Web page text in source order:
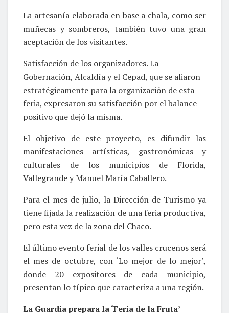
La artesanía elaborada en base a chala, como ser
muñecas y sombreros, también tuvo una gran
aceptación de los visitantes.
Satisfacción de los organizadores. La
Gobernación, Alcaldía y el Cepad, que se aliaron
estratégicamente para la organización de esta
feria, expresaron su satisfacción por el balance
positivo que dejó la misma.
El objetivo de este proyecto, es difundir las
manifestaciones artísticas, gastronómicas y
culturales de los municipios de Florida,
Vallegrande y Manuel María Caballero.
Para el mes de julio, la Dirección de Turismo ya
tiene fijada la realización de una feria productiva,
pero esta vez de la zona del Chaco.
El último evento ferial de los valles cruceños será
el mes de octubre, con ‘Lo mejor de lo mejor’,
donde 20 expositores de cada municipio,
presentan lo típico que caracteriza a una región.
La Guardia prepara la ‘Feria de la Fruta’